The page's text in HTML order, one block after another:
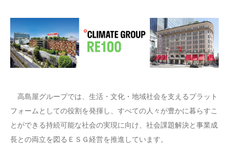
高島屋グループでは、生活・文化・地域社会を支えるプラット
フォームとしての役割を発揮し、すべての人々が豊かに暮らすこ
とができる持続可能な社会の実現に向け、社会課題解決と事業成
長との両立を図るＥＳＧ経営を推進しています。